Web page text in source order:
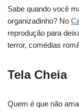
Sabe quando você
organizadinho? No
reprodução para
terror, comédias
Tela Cheia
Quem é que não